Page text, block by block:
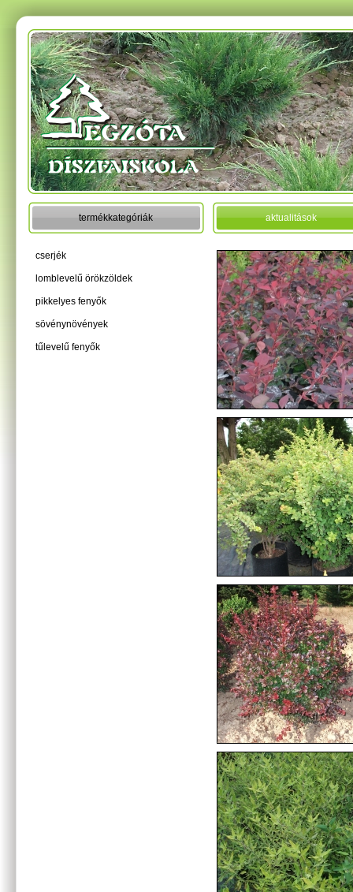
termékkategóriák
cserjék
lomblevelű örökzöldek
pikkelyes fenyők
sövénynövények
tűlevelű fenyők
aktualitások